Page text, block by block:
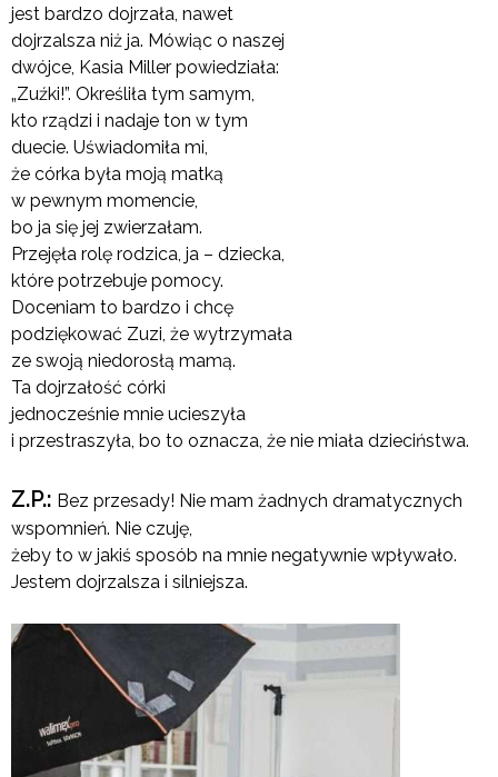
jest bardzo dojrzała, nawet
dojrzalsza niż ja. Mówiąc o naszej
dwójce, Kasia Miller powiedziała:
„Zuźki!”. Określiła tym samym,
kto rządzi i nadaje ton w tym
duecie. Uświadomiła mi,
że córka była moją matką
w pewnym momencie,
bo ja się jej zwierzałam.
Przejęła rolę rodzica, ja – dziecka,
które potrzebuje pomocy.
Doceniam to bardzo i chcę
podziękować Zuzi, że wytrzymała
ze swoją niedorosłą mamą.
Ta dojrzałość córki
jednocześnie mnie ucieszyła
i przestraszyła, bo to oznacza, że nie miała dzieciństwa.
Z.P.: Bez przesady! Nie mam żadnych dramatycznych
wspomnień. Nie czuję,
żeby to w jakiś sposób na mnie negatywnie wpływało.
Jestem dojrzalsza i silniejsza.